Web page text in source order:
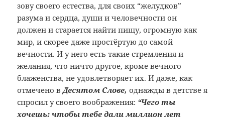
зову своего естества, для своих “желудков”
разума и сердца, души и человечности он
должен и старается найти пищу, огромную как
мир, и скорее даже простёртую до самой
вечности. И у него есть такие стремления и
желания, что ничто другое, кроме вечного
блаженства, не удовлетворяет их. И даже, как
отмечено вДесятом Слове, однажды в детстве я
спросил у своего воображения: “Чего ты
хочешь: чтобы тебе дали миллион лет